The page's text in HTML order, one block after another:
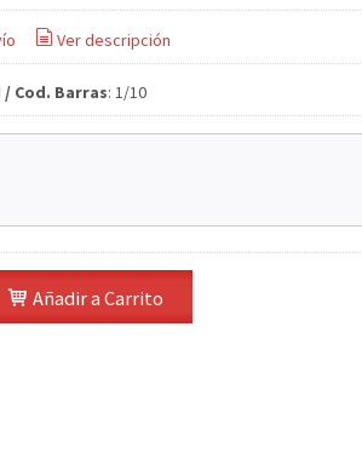
Ver descripción
/ Cod. Barras: 1/10
Añadir a Carrito